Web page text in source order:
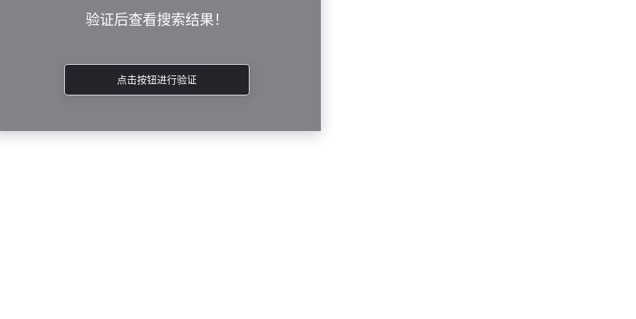
验证后查看搜索结果！
点击按钮进行验证